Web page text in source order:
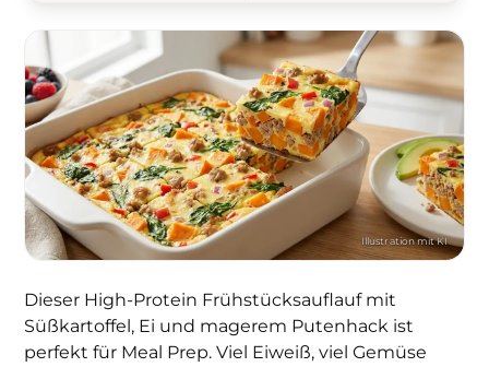
Dieser High-Protein Frühstücksauflauf mit
Süßkartoffel, Ei und magerem Putenhack ist
perfekt für Meal Prep. Viel Eiweiß, viel Gemüse